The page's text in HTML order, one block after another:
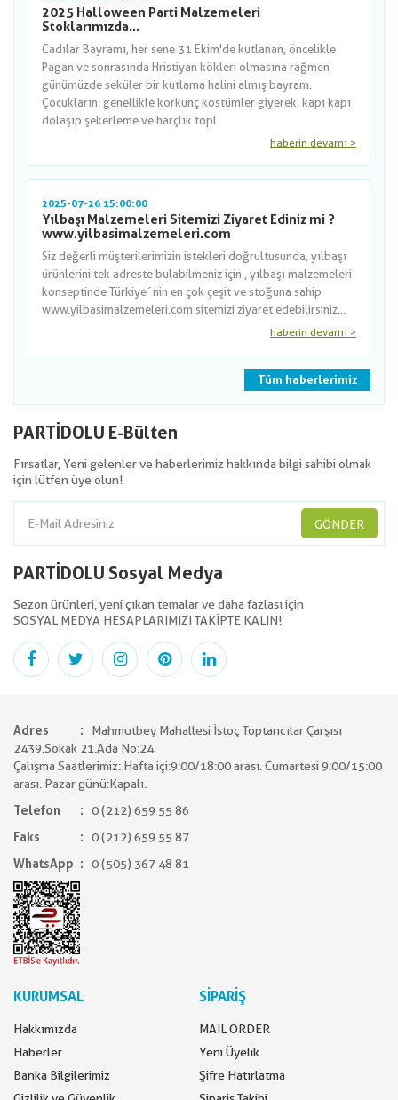
2025 Halloween Parti Malzemeleri
Stoklarımızda...
Cadılar Bayramı, her sene 31 Ekim'de kutlanan, öncelikle
Pagan ve sonrasında Hristiyan kökleri olmasına rağmen
günümüzde seküler bir kutlama halini almış bayram.
Çocukların, genellikle korkunç kostümler giyerek, kapı kapı
dolaşıp şekerleme ve harçlık topl
haberin devamı >
2025-07-26 15:00:00
Yılbaşı Malzemeleri Sitemizi Ziyaret Ediniz mi ?
www.yilbasimalzemeleri.com
Siz değerli müşterilerimizin istekleri doğrultusunda, yılbaşı
ürünlerini tek adreste bulabilmeniz için , yılbaşı malzemeleri
konseptinde Türkiye´nin en çok çeşit ve stoğuna sahip
www.yilbasimalzemeleri.com sitemizi ziyaret edebilirsiniz...
haberin devamı >
Tüm haberlerimiz
PARTİDOLU E-Bülten
Fırsatlar, Yeni gelenler ve haberlerimiz hakkında bilgi sahibi olmak
için lütfen üye olun!
GÖNDER
PARTİDOLU Sosyal Medya
Sezon ürünleri, yeni çıkan temalar ve daha fazlası için
SOSYAL MEDYA HESAPLARIMIZI TAKİPTE KALIN!
Adres
Mahmutbey Mahallesi İstoç Toptancılar Çarşısı
2439.Sokak 21.Ada No:24
Çalışma Saatlerimiz: Hafta içi:9:00/18:00 arası. Cumartesi 9:00/15:00
arası. Pazar günü:Kapalı.
Telefon
0 (212) 659 55 86
Faks
0 (212) 659 55 87
WhatsApp
0 (505) 367 48 81
KURUMSAL
Hakkımızda
Haberler
Banka Bilgilerimiz
SİPARİŞ
MAIL ORDER
Yeni Üyelik
Şifre Hatırlatma